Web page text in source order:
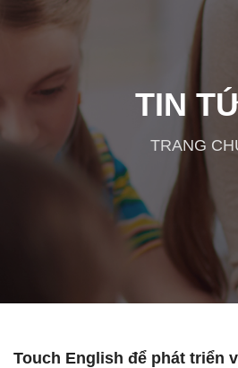
TIN
TRANG
Touch English để phát triển